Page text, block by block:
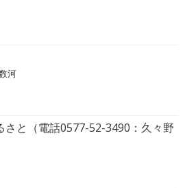
河
さと（電話0577-52-3490：久々野